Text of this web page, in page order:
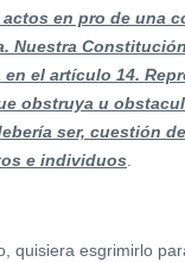
en pro de una
Nuestra
en el artículo 14.
obstruya u
ser, cuestión
e individuos
quisiera esgrimirlo